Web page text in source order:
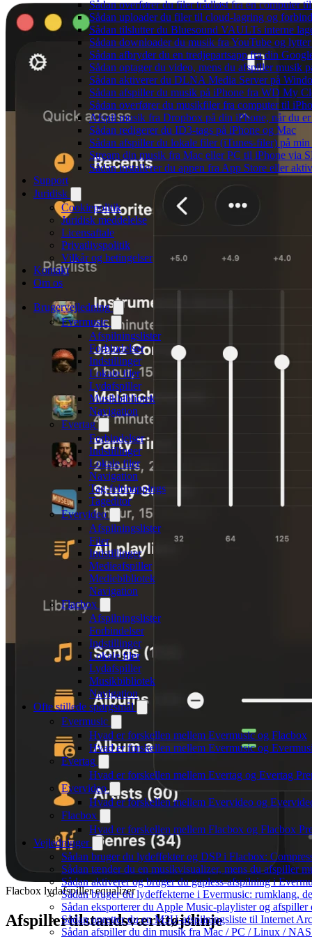
Sådan overfører du filer trådløst fra en computer
Sådan uploader du filer til cloud-lagring og
Sådan tilslutter du Bluesound VAULTs interne
Sådan downloader du musik fra YouTube og
Sådan afbryder du en tredjepartsapp fra din
Sådan optager du video, mens du afspiller musik
Sådan aktiverer du DLNA Media Server på
Sådan afspiller du musik på iPhone fra WD My
Sådan overfører du musikfiler fra computer til
Afspil musik fra Dropbox på din iPhone, når du
Sådan redigerer du ID3-tags på iPhone og Mac
Sådan afspiller du lokale filer (iTunes-filer) på min
Stream din musik fra Mac eller PC til iPhone via
Sådan installerer du appen fra App Store eller
Support
Juridisk
Cookiepolitik
Juridisk meddelelse
Licensaftale
Privatlivspolitik
Vilkår og betingelser
Kontakt
Om os
Brugervejledning
Evermusic
Afspilningslister
Forbindelser
Indstillinger
Lokale filer
Lydafspiller
Musikbibliotek
Navigation
Evertag
Forbindelser
Indstillinger
Lokale filer
Navigation
Tag-feltmappings
Tageditor
Evervideo
Afspilningslister
Filer
Indstillinger
Medieafspiller
Mediebibliotek
Navigation
Flacbox
Afspilningslister
Forbindelser
Indstillinger
Lokale filer
Lydafspiller
Musikbibliotek
Navigation
Ofte stillede spørgsmål
Evermusic
Hvad er forskellen mellem Evermusic og Flacbox
Hvad er forskellen mellem Evermusic og
Evertag
Hvad er forskellen mellem Evertag og Evertag
Evervideo
Hvad er forskellen mellem Evervideo og
Flacbox
Hvad er forskellen mellem Flacbox og Flacbox
Vejledninger
Sådan bruger du lydeffekter og DSP i Flacbox:
Sådan tænder du en musikvisualizer, mens du afspiller
Sådan aktiverer og bruger du gapless-afspilning i
Sådan bruger du lydeffekterne i Evermusic: rumklang,
Sådan eksporterer du Apple Music-playlister og
Sådan opretter du en M3U-afspilningsliste til Internet
Sådan afspiller du din musik fra Mac / PC / Linux /
Flacbox lydafspiller equalizer
Afspillertilstandsværktøjslinje